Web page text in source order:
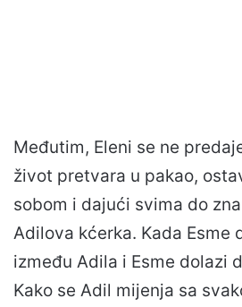
Međutim, Eleni se ne
život pretvara u pakao,
sobom i dajući svima do
Adilova kćerka. Kada Esme
između Adila i Esme dolazi
Kako se Adil mijenja sa